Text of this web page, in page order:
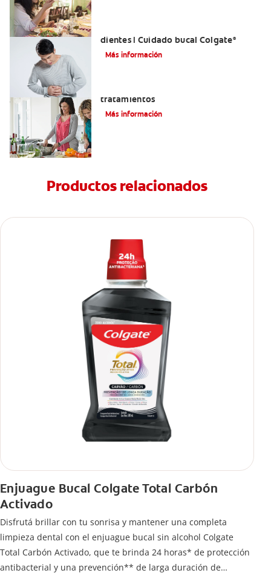
dientes | Cuidado bucal Colgate®
Más información
tratamientos
Más información
Productos relacionados
Enjuague Bucal Colgate Total Carbón
Activado
Disfrutá brillar con tu sonrisa y mantener una completa
limpieza dental con el enjuague bucal sin alcohol Colgate
Total Carbón Activado, que te brinda 24 horas* de protección
antibacterial y una prevención** de larga duración de